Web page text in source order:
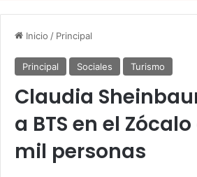
Inicio / Principal
Principal Sociales Turismo
Claudia
a BTS en el
mil personas